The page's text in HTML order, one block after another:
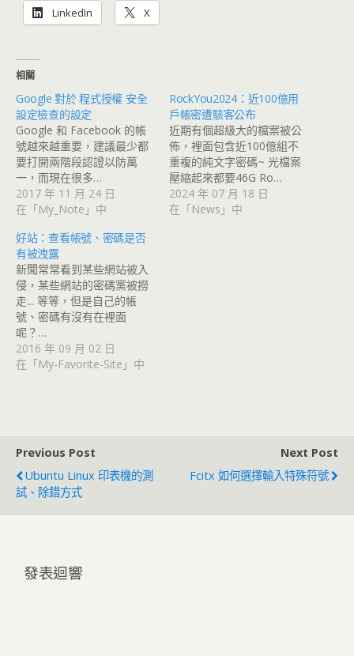
LinkedIn X
相關
Google 對於 程式授權 安全
設定檢查的設定
Google 和 Facebook 的帳
號越來越重要，建議最少都
要打開兩階段認證以防萬
一，而現在很多…
2017 年 11 月 24 日
在「My_Note」中
RockYou2024：近100億用
戶帳密遭駭客公布
近期有個超級大的檔案被公
佈，裡面包含近100億組不
重複的純文字密碼~ 光檔案
壓縮起來都要46G Ro…
2024 年 07 月 18 日
在「News」中
好站：查看帳號、密碼是否
有被洩露
新聞常常看到某些網站被入
侵，某些網站的密碼黨被撈
走... 等等，但是自己的帳
號、密碼有沒有在裡面
呢？…
2016 年 09 月 02 日
在「My-Favorite-Site」中
Previous Post
Ubuntu Linux 印表機的測
試、除錯方式
Next Post
Fcitx 如何選擇輸入特殊符號
發表迴響